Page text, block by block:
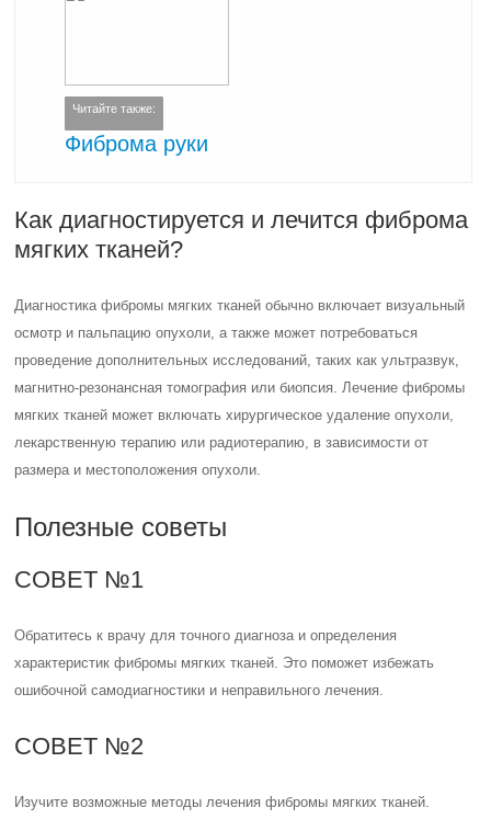
Читайте также:
Фиброма руки
Как диагностируется и лечится фиброма
мягких тканей?
Диагностика фибромы мягких тканей обычно включает визуальный
осмотр и пальпацию опухоли, а также может потребоваться
проведение дополнительных исследований, таких как ультразвук,
магнитно-резонансная томография или биопсия. Лечение фибромы
мягких тканей может включать хирургическое удаление опухоли,
лекарственную терапию или радиотерапию, в зависимости от
размера и местоположения опухоли.
Полезные советы
СОВЕТ №1
Обратитесь к врачу для точного диагноза и определения
характеристик фибромы мягких тканей. Это поможет избежать
ошибочной самодиагностики и неправильного лечения.
СОВЕТ №2
Изучите возможные методы лечения фибромы мягких тканей.